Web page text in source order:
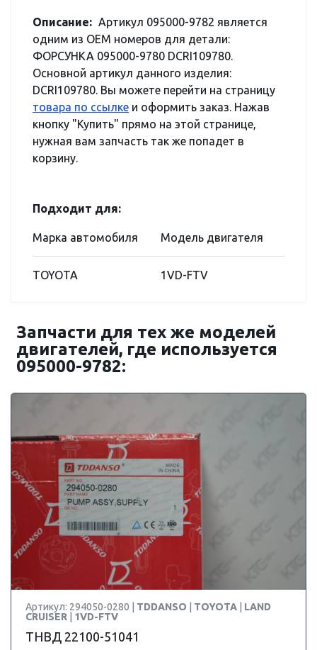
Описание: Артикул 095000-9782 является
одним из OEM номеров для детали:
ФОРСУНКА 095000-9780 DCRI109780.
Основной артикул данного изделия:
DCRI109780. Вы можете перейти на страницу
товара по ссылке и оформить заказ. Нажав
кнопку "Купить" прямо на этой странице,
нужная вам запчасть так же попадет в
корзину.
Подходит для:
Марка автомобиля Модель двигателя
TOYOTA 1VD-FTV
Запчасти для тех же моделей
двигателей, где используется
095000-9782:
Артикул: 294050-0280 | TDDANSO TOYOTA
LAND
CRUISER
1VD-FTV
ТНВД 22100-51041